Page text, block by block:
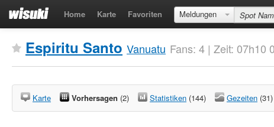
Home Karte Favoriten Meldungen
Espiritu Santo Vanuatu Fans: 4 | Zeit: 07h10
Karte Vorhersagen (2) Statistiken (144) Gezeiten (31)